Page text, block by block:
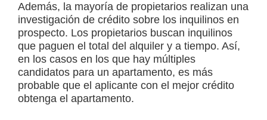
Además, la mayoría de propietarios realizan una
investigación de crédito sobre los inquilinos en
prospecto. Los propietarios buscan inquilinos
que paguen el total del alquiler y a tiempo. Así,
en los casos en los que hay múltiples
candidatos para un apartamento, es más
probable que el aplicante con el mejor crédito
obtenga el apartamento.